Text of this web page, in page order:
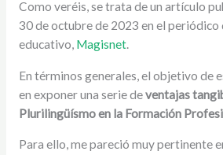
Como veréis, se trata de un artículo
30 de octubre de 2023 en el
educativo, Magisnet.
En términos generales, el objetivo de
en exponer una serie deventajas
Plurilingüísmo en la Formación
Para ello, me pareció muy pertinente